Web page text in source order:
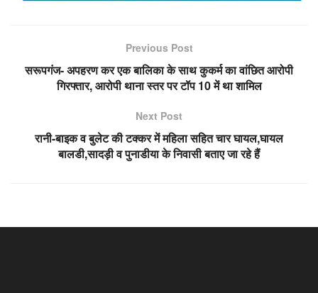
Previous Post
सरूपगंज- अपहरण कर एक बालिका के साथ कुकर्म का वांछित आरोपी
गिरफ्तार, आरोपी थाना स्तर पर टॉप 10 में था शामिल
Next Post
रानी-बाइक व बुलेट की टक्कर में महिला सहित चार घायल,घायल
बालडी,सादड़ी व पुनाडीया के निवासी बताए जा रहे हैं